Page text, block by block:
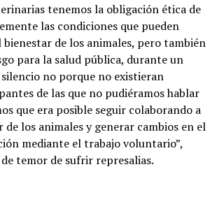
tenemos la obligación ética de
las condiciones que pueden
de los animales, pero también
para la salud pública, durante un
no porque no existieran
de las que no pudiéramos hablar
que era posible seguir colaborando a
los animales y generar cambios en el
mediante el trabajo voluntario”,
temor de sufrir represalias.